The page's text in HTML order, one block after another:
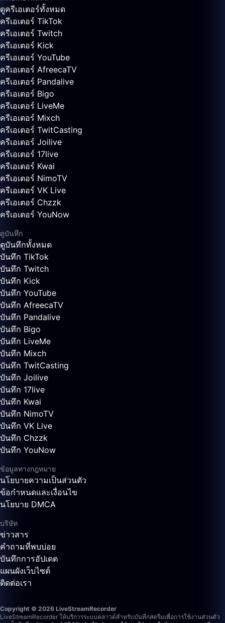
ดูครีเอเตอร์ทั้งหมด
ครีเอเตอร์ TikTok
ครีเอเตอร์ Twitch
ครีเอเตอร์ Kick
ครีเอเตอร์ YouTube
ครีเอเตอร์ AfreecaTV
ครีเอเตอร์ Pandalive
ครีเอเตอร์ Bigo
ครีเอเตอร์ LiveMe
ครีเอเตอร์ Mixch
ครีเอเตอร์ TwitCasting
ครีเอเตอร์ Joilive
ครีเอเตอร์ 17live
ครีเอเตอร์ Kwai
ครีเอเตอร์ NimoTV
ครีเอเตอร์ VK Live
ครีเอเตอร์ Chzzk
ครีเอเตอร์ YouNow
ดูบันทึก
ดูบันทึกทั้งหมด
บันทึก TikTok
บันทึก Twitch
บันทึก Kick
บันทึก YouTube
บันทึก AfreecaTV
บันทึก Pandalive
บันทึก Bigo
บันทึก LiveMe
บันทึก Mixch
บันทึก TwitCasting
บันทึก Joilive
บันทึก 17live
บันทึก Kwai
บันทึก NimoTV
บันทึก VK Live
บันทึก Chzzk
บันทึก YouNow
ข้อมูลทางกฎหมาย
นโยบายความเป็นส่วนตัว
ข้อกำหนดและเงื่อนไข
นโยบาย DMCA
บริษัท
ข่าวสาร
คำถามที่พบบ่อย
บันทึกการอัปเดต
แผนผังเว็บไซต์
ติดต่อเรา
Copyright © 2026 LiveStreamRecorder
LiveStreamRecorder ให้บริการระบบคลาวด์สำหรับบันทึกสตรีมเพื่อการใช้งานส่วนตัว